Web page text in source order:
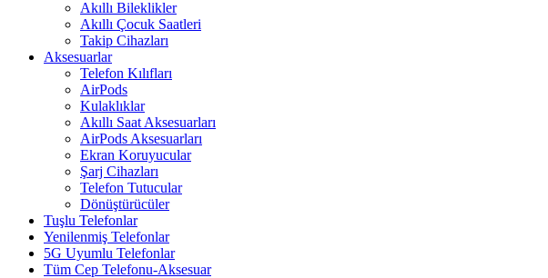
Akıllı Bileklikler
Akıllı Çocuk Saatleri
Takip Cihazları
Aksesuarlar
Telefon Kılıfları
AirPods
Kulaklıklar
Akıllı Saat Aksesuarları
AirPods Aksesuarları
Ekran Koruyucular
Şarj Cihazları
Telefon Tutucular
Dönüştürücüler
Tuşlu Telefonlar
Yenilenmiş Telefonlar
5G Uyumlu Telefonlar
Tüm Cep Telefonu-Aksesuar